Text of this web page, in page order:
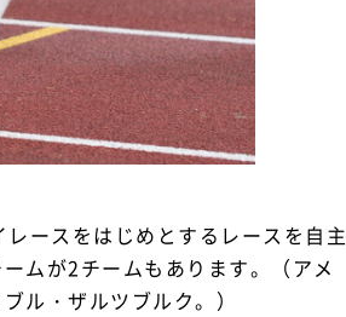
ースをはじめとするレースを自主
ムが2チームもあります。（アメ
ル・ザルツブルク。）